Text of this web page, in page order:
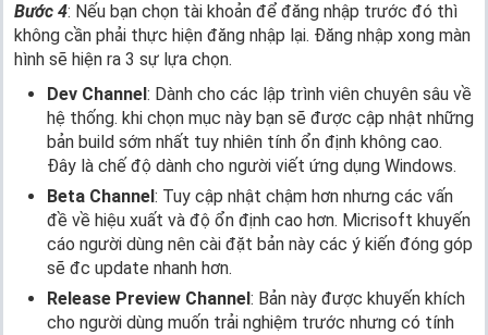
Bước 4: Nếu bạn chọn tài khoản để đăng nhập trước đó thì
không cần phải thực hiện đăng nhập lại. Đăng nhập xong màn
hình sẽ hiện ra 3 sự lựa chọn.
Dev Channel : Dành cho các lập trình viên chuyên sâu về
hệ thống. khi chọn mục này bạn sẽ được cập nhật những
bản build sớm nhất tuy nhiên tính ổn định không cao.
Đây là chế độ dành cho người viết ứng dụng Windows.
Beta Channel : Tuy cập nhật chậm hơn nhưng các vấn
đề về hiệu xuất và độ ổn định cao hơn. Micrisoft khuyến
cáo người dùng nên cài đặt bản này các ý kiến đóng góp
sẽ đc update nhanh hơn.
Release Preview Channel : Bản này được khuyến khích
cho người dùng muốn trải nghiệm trước nhưng có tính